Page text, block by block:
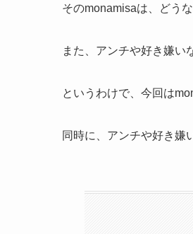
そのmonamisaは、どう
また、アンチや好き嫌い
というわけで、今回は
同時に、アンチや好き嫌